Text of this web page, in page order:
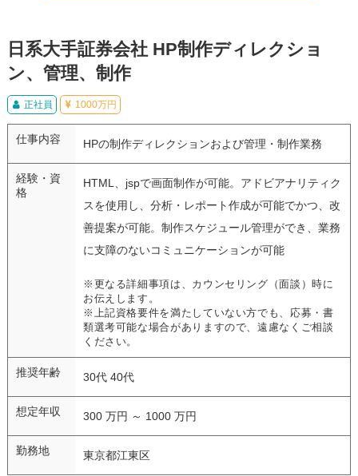
日系大手証券会社 HP制作ディレクショ
ン、管理、制作
正社員 1000万円
仕事内容 HPの制作ディレクションおよび管理・制作業務
経験・資
格
HTML、jspで画面制作が可能。アドビアナリティク
スを使用し、分析・レポート作成が可能でかつ、改
善提案が可能。制作スケジュール管理ができ、業務
に支障のないコミュニケーションが可能
※更なる詳細事項は、カウンセリング（面談）時に
お伝えします。
※上記資格要件を満たしていない方でも、応募・書
類選考可能な場合がありますので、遠慮なくご相談
ください。
推奨年齢 30代 40代
想定年収 300 万円 ～ 1000 万円
勤務地 東京都江東区